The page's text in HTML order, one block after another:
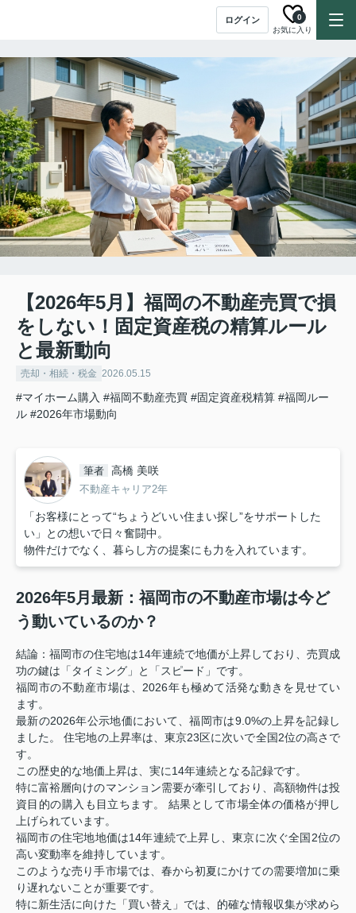
ログイン
お気に入り
0
【2026年5月】福岡の不動産売買で損
をしない！固定資産税の精算ルール
と最新動向
売却・相続・税金 2026.05.15
#マイホーム購入 #福岡不動産売買 #固定資産税精算 #福岡ルー
ル #2026年市場動向
筆者 高橋 美咲
不動産キャリア2年
「お客様にとって“ちょうどいい住まい探し”をサポートした
い」との想いで日々奮闘中。
物件だけでなく、暮らし方の提案にも力を入れています。
2026年5月最新：福岡市の不動産市場は今ど
う動いているのか？
結論：福岡市の住宅地は14年連続で地価が上昇しており、売買成
功の鍵は「タイミング」と「スピード」です。
福岡市の不動産市場は、2026年も極めて活発な動きを見せてい
ます。
最新の2026年公示地価において、福岡市は9.0%の上昇を記録し
ました 。 住宅地の上昇率は、東京23区に次いで全国2位の高さで
す。
この歴史的な地価上昇は、実に14年連続となる記録です。
特に富裕層向けのマンション需要が牽引しており、高額物件は投
資目的の購入も目立ちます。 結果として市場全体の価格が押し
上げられています。
福岡市の住宅地地価は14年連続で上昇し、東京に次ぐ全国2位の
高い変動率を維持しています。
このような売り手市場では、春から初夏にかけての需要増加に乗
り遅れないことが重要です。
特に新生活に向けた「買い替え」では、的確な情報収集が求めら